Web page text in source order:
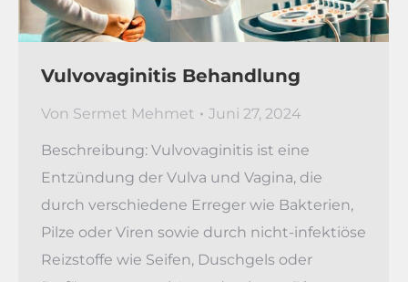
Vulvovaginitis Behandlung
Von Sermet Mehmet Juni 27, 2024
Beschreibung: Vulvovaginitis ist eine
Entzündung der Vulva und Vagina, die
durch verschiedene Erreger wie Bakterien,
Pilze oder Viren sowie durch nicht-infektiöse
Reizstoffe wie Seifen, Duschgels oder